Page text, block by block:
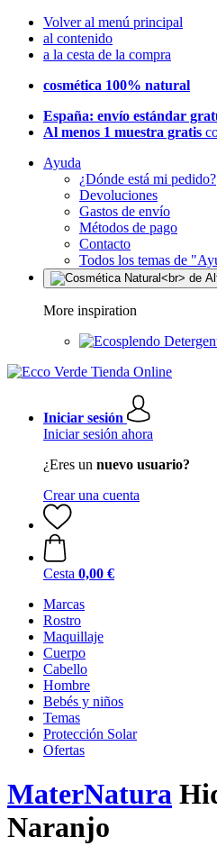
Volver al menú principal
al contenido
a la cesta de la compra
cosmética 100% natural
España: envío estándar
Al menos 1 muestra gratis
Ayuda
¿Dónde está mi pedido?
Devoluciones
Gastos de envío
Métodos de pago
Contacto
Todos los temas de
More inspiration
Iniciar sesión
Iniciar sesión ahora
¿Eres un nuevo usuario?
Crear una cuenta
Cesta 0,00 €
Marcas
Rostro
Maquillaje
Cuerpo
Cabello
Hombre
Bebés y niños
Temas
Protección Solar
Ofertas
MaterNatura
Naranjo